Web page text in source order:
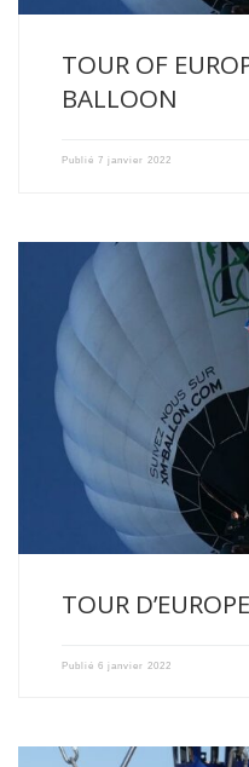
TOUR OF
BALLOON
Publié 7 janvier 2022
Certains font le Tour de
TOUR
Publié 6 janvier 2022